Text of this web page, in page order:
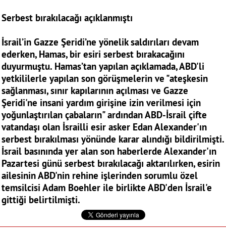
Serbest bırakılacağı açıklanmıştı
İsrail’in Gazze Şeridi’ne yönelik saldırıları devam
ederken, Hamas, bir esiri serbest bırakacağını
duyurmuştu. Hamas’tan yapılan açıklamada, ABD'li
yetkililerle yapılan son görüşmelerin ve "ateşkesin
sağlanması, sınır kapılarının açılması ve Gazze
Şeridi'ne insani yardım girişine izin verilmesi için
yoğunlaştırılan çabaların" ardından ABD-İsrail çifte
vatandaşı olan İsrailli esir asker Edan Alexander'ın
serbest bırakılması yönünde karar alındığı bildirilmişti.
İsrail basınında yer alan son haberlerde Alexander'ın
Pazartesi günü serbest bırakılacağı aktarılırken, esirin
ailesinin ABD'nin rehine işlerinden sorumlu özel
temsilcisi Adam Boehler ile birlikte ABD'den İsrail'e
gittiği belirtilmişti.